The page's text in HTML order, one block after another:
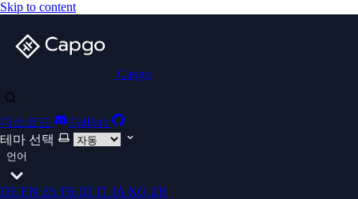
Skip to content
Capgo
디스코드
GitHub
테마 선택
언어
DE EN ES FR ID IT JA KO ZH